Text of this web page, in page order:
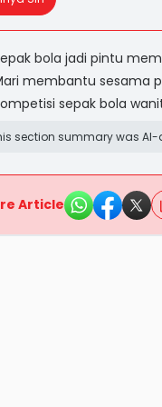
bola jadi pintu
membantu sesama
sepak bola
section summary was
Article